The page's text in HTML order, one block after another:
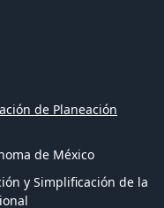
de Planeación
de México
y Simplificación de la